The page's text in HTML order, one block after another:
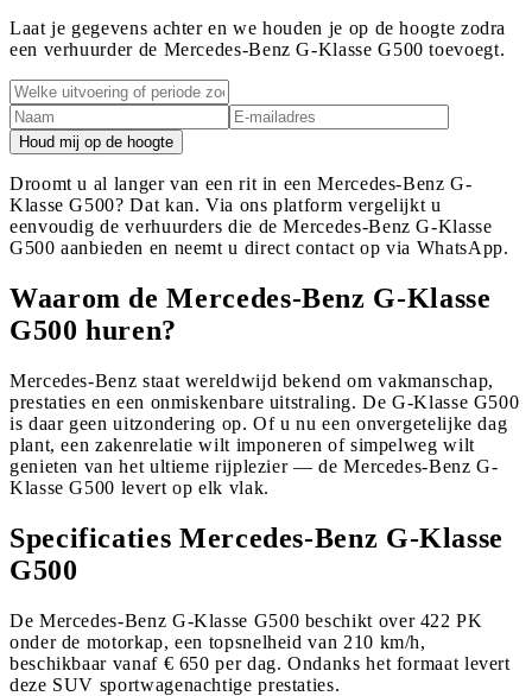
Laat je gegevens achter en we houden je op de hoogte zodra
een verhuurder de Mercedes-Benz G-Klasse G500 toevoegt.
Houd mij op de hoogte
Droomt u al langer van een rit in een Mercedes-Benz G-
Klasse G500? Dat kan. Via ons platform vergelijkt u
eenvoudig de verhuurders die de Mercedes-Benz G-Klasse
G500 aanbieden en neemt u direct contact op via WhatsApp.
Waarom de Mercedes-Benz G-Klasse
G500 huren?
Mercedes-Benz staat wereldwijd bekend om vakmanschap,
prestaties en een onmiskenbare uitstraling. De G-Klasse G500
is daar geen uitzondering op. Of u nu een onvergetelijke dag
plant, een zakenrelatie wilt imponeren of simpelweg wilt
genieten van het ultieme rijplezier — de Mercedes-Benz G-
Klasse G500 levert op elk vlak.
Specificaties Mercedes-Benz G-Klasse
G500
De Mercedes-Benz G-Klasse G500 beschikt over 422 PK
onder de motorkap, een topsnelheid van 210 km/h,
beschikbaar vanaf € 650 per dag. Ondanks het formaat levert
deze SUV sportwagenachtige prestaties.